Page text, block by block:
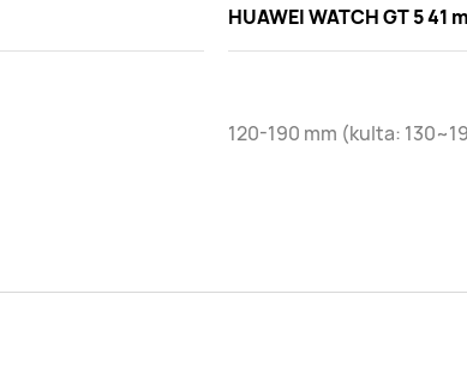
HUAWEI WATCH GT 5 41
120-190 mm (kulta: